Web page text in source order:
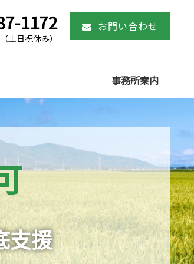
1172
土日祝休み）
お問い合わせ
事務所案内
支援